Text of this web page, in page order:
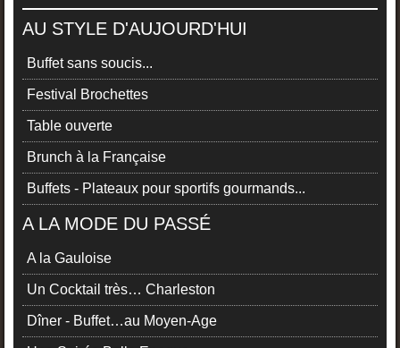
AU STYLE D'AUJOURD'HUI
Buffet sans soucis...
Festival Brochettes
Table ouverte
Brunch à la Française
Buffets - Plateaux pour sportifs gourmands...
A LA MODE DU PASSÉ
A la Gauloise
Un Cocktail très… Charleston
Dîner - Buffet…au Moyen-Age